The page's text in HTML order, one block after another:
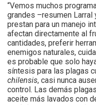
“Vemos muchos
grandes –resumen
prestan para un manejo
afectan directamente al
cantidades, preferir
enemigos naturales,
es probable que solo
síntesis para las plagas
chilensis, casi nunca
control. Las demás
aceite más lavados con